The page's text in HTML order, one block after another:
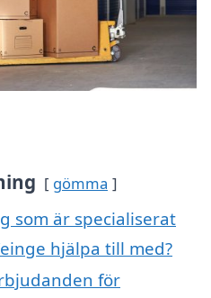
gömma
som är specialiserat
hjälpa till med?
för